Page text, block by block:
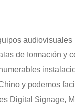
de formación y
y podemos
Digital Signage,